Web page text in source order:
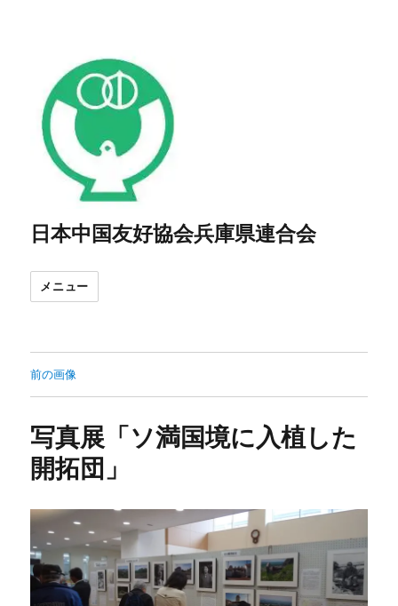
日本中国友好協会兵庫県連合会
メニュー
前の画像
写真展「ソ満国境に入植した
開拓団」